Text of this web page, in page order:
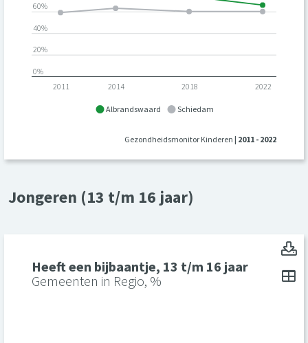
Albrandswaard Schiedam
2011 2014 2018 2022
0%
20%
40%
60%
Gezondheidsmonitor Kinderen | 2011 - 2022
Jongeren (13 t/m 16 jaar)
Heeft een bijbaantje, 13 t/m 16 jaar
Gemeenten in Regio, %